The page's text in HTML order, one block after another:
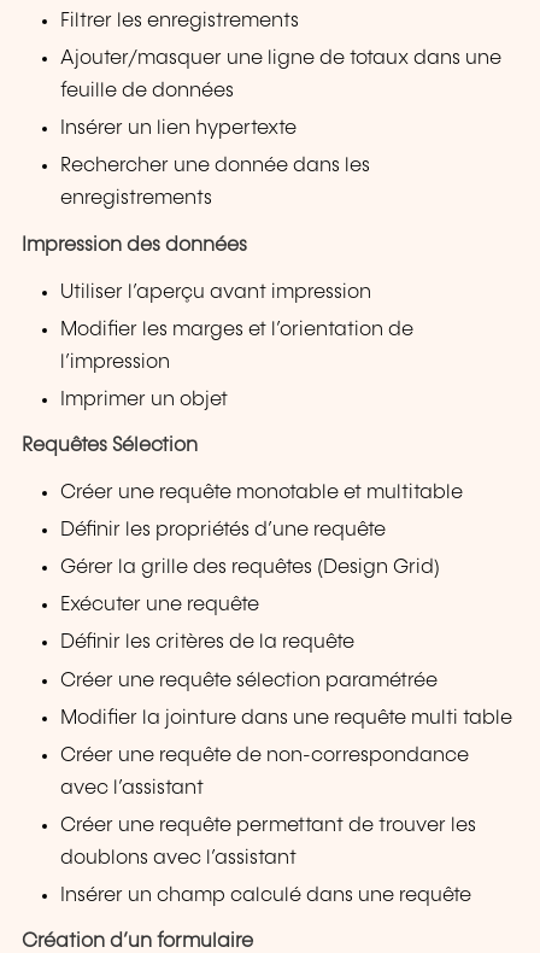
Filtrer les enregistrements
Ajouter/masquer une ligne de totaux dans une
feuille de données
Insérer un lien hypertexte
Rechercher une donnée dans les
enregistrements
Impression des données
Utiliser l’aperçu avant impression
Modifier les marges et l’orientation de
l’impression
Imprimer un objet
Requêtes Sélection
Créer une requête monotable et multitable
Définir les propriétés d’une requête
Gérer la grille des requêtes (Design Grid)
Exécuter une requête
Définir les critères de la requête
Créer une requête sélection paramétrée
Modifier la jointure dans une requête multi table
Créer une requête de non-correspondance
avec l’assistant
Créer une requête permettant de trouver les
doublons avec l’assistant
Insérer un champ calculé dans une requête
Création d’un formulaire